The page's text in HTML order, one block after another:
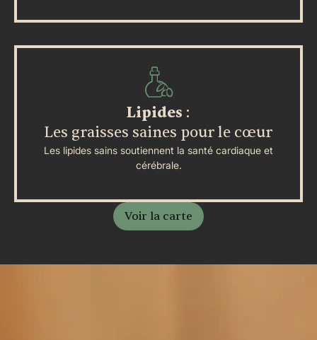
Lipides :
Les graisses saines pour le cœur
Les lipides sains soutiennent la santé cardiaque et
cérébrale.
Voir la carte